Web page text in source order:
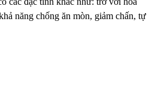
năng chống ăn mòn, giảm chấn, tự